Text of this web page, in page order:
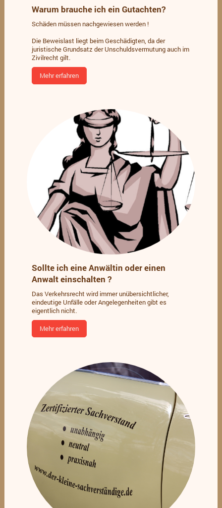
Warum brauche ich ein Gutachten?
Schäden müssen nachgewiesen werden !
Die Beweislast liegt beim Geschädigten, da der
juristische Grundsatz der Unschuldsvermutung auch im
Zivilrecht gilt.
Mehr erfahren
Sollte ich eine Anwältin oder einen
Anwalt einschalten ?
Das Verkehrsrecht wird immer unübersichtlicher,
eindeutige Unfälle oder Angelegenheiten gibt es
eigentlich nicht.
Mehr erfahren